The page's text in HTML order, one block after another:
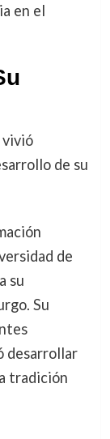
en el
vivió
de su
de
su
Su
desarrollar
tradición